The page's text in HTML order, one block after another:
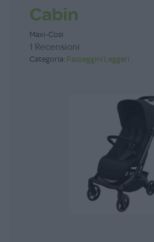
Cabin
Maxi-Cosi
1 Recensioni
Categoria: Passeggini Leggeri